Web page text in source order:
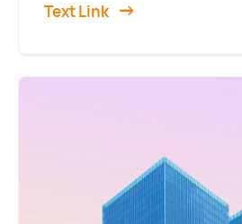
Text Link